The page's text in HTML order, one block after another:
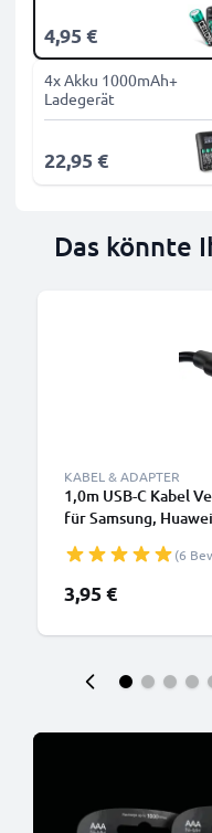
4,95 €
4x Akku 1000mAh+
Ladegerät
22,95 €
Das könnte
KABEL & ADAPTER
1,0m USB-C Kabel
für Samsung,
(6
3,95 €